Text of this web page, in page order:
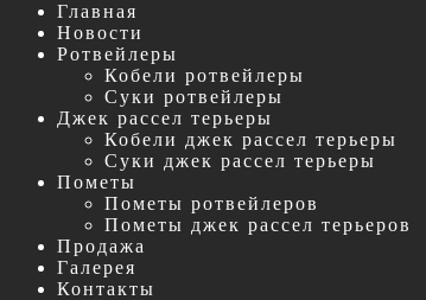
Главная
Новости
Ротвейлеры
Кобели ротвейлеры
Суки ротвейлеры
Джек рассел терьеры
Кобели джек рассел терьеры
Суки джек рассел терьеры
Пометы
Пометы ротвейлеров
Пометы джек рассел терьеров
Продажа
Галерея
Контакты